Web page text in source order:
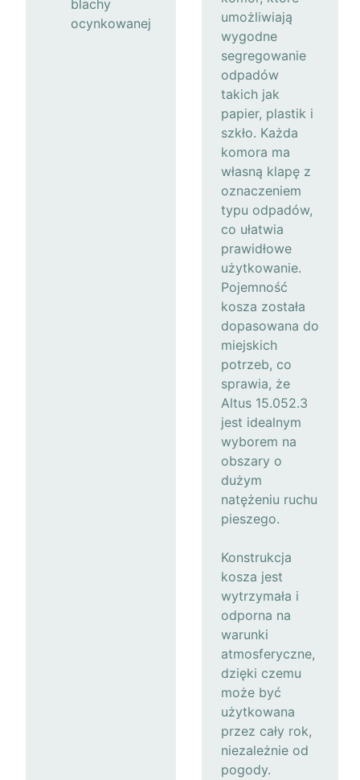
blachy
ocynkowanej
umożliwiają
wygodne
segregowanie
odpadów
takich jak
papier, plastik i
szkło. Każda
komora ma
własną klapę z
oznaczeniem
typu odpadów,
co ułatwia
prawidłowe
użytkowanie.
Pojemność
kosza została
dopasowana do
miejskich
potrzeb, co
sprawia, że
Altus 15.052.3
jest idealnym
wyborem na
obszary o
dużym
natężeniu ruchu
pieszego.
Konstrukcja
kosza jest
wytrzymała i
odporna na
warunki
atmosferyczne,
dzięki czemu
może być
użytkowana
przez cały rok,
niezależnie od
pogody.